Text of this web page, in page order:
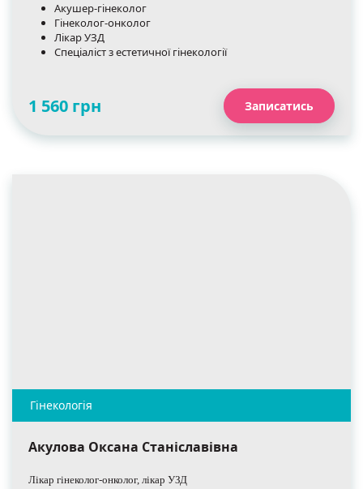
Акушер-гінеколог
Гінеколог-онколог
Лікар УЗД
Спеціаліст з естетичної гінекології
1 560 грн Записатись
Акулова Оксана Станіславівна
Лікар гінеколог-онколог, лікар УЗД